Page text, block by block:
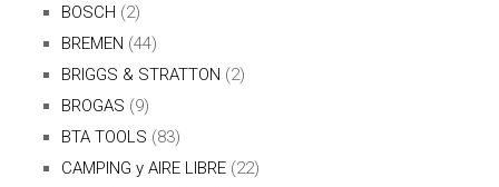
BOSCH (2)
BREMEN (44)
BRIGGS & STRATTON (2)
BROGAS (9)
BTA TOOLS (83)
CAMPING y AIRE LIBRE (22)